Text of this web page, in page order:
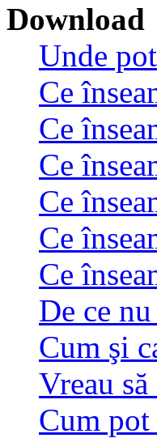
Download
Unde
Ce
Ce
Ce
Ce
Ce
Ce
De ce
Cum şi
Vreau
Cum